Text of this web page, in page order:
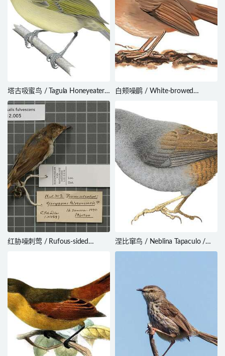
塔古吸蜜鸟 / Tagula Honeyeater /
Microptilotis vicina
白颊噪鹛 / White-browed
sannio
红胁噪刺莺 / Rufous-sided
涅比窜鸟 / Neblina Tapaculo /
Scytalopus altirostris